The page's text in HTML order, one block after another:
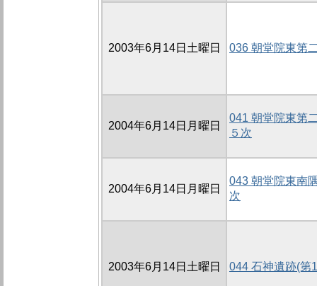
2003年6月14日土曜日 036 朝堂院東第
2004年6月14日月曜日
041 朝堂院東第
５次
2004年6月14日月曜日
043 朝堂院東南
次
2003年6月14日土曜日 044 石神遺跡(第